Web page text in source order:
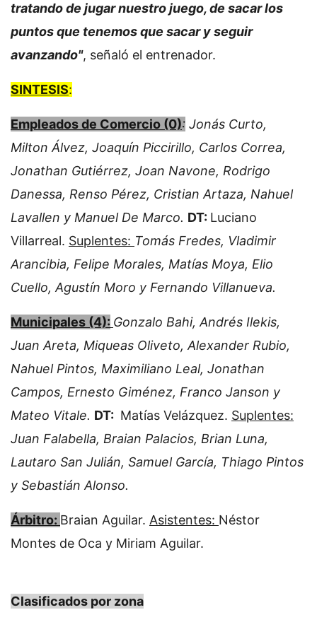
tratando de jugar nuestro juego, de sacar los
puntos que tenemos que sacar y seguir
avanzando", señaló el entrenador.
SINTESIS:
Empleados de Comercio (0): Jonás Curto,
Milton Álvez, Joaquín Piccirillo, Carlos Correa,
Jonathan Gutiérrez, Joan Navone, Rodrigo
Danessa, Renso Pérez, Cristian Artaza, Nahuel
Lavallen y Manuel De Marco. DT: Luciano
Villarreal. Suplentes: Tomás Fredes, Vladimir
Arancibia, Felipe Morales, Matías Moya, Elio
Cuello, Agustín Moro y Fernando Villanueva.
Municipales (4): Gonzalo Bahi, Andrés Ilekis,
Juan Areta, Miqueas Oliveto, Alexander Rubio,
Nahuel Pintos, Maximiliano Leal, Jonathan
Campos, Ernesto Giménez, Franco Janson y
Mateo Vitale. DT: Matías Velázquez. Suplentes:
Juan Falabella, Braian Palacios, Brian Luna,
Lautaro San Julián, Samuel García, Thiago Pintos
y Sebastián Alonso.
Árbitro: Braian Aguilar. Asistentes: Néstor
Montes de Oca y Miriam Aguilar.
Clasificados por zona